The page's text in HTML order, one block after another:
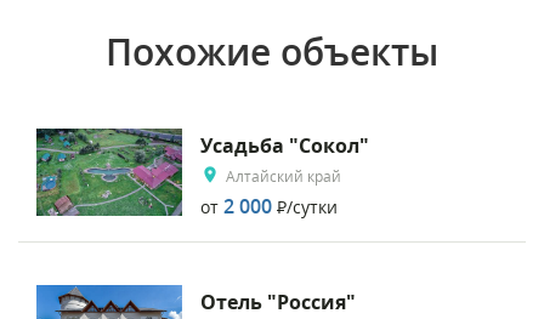
Похожие объекты
Усадьба "Сокол"
Алтайский край
от 2 000 Р/сутки
Отель "Россия"